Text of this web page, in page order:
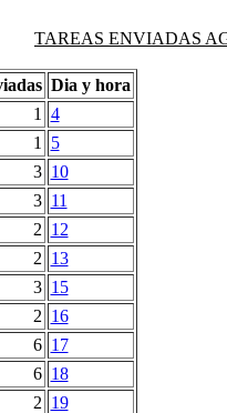
TAREAS ENVIADAS
Dia y hora
1
4
1
5
3 10
3 11
2 12
2 13
3 15
2 16
6 17
6 18
2 19